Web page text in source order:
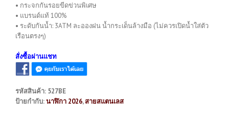
• กระจกกันรอยขีดข่วนพิเศษ
• แบรนด์แท้ 100%
• ระดับกันน้ำ: 3ATM ละอองฝน น้ำกระเด็นล้างมือ (ไม่ควรเปิดน้ำใส่ตัว
เรือนตรงๆ)
สั่งซื้อผ่านแชท
รหัสสินค้า: 527BE
ป้ายกำกับ:นาฬิกา 2026,สายสแตนเลส